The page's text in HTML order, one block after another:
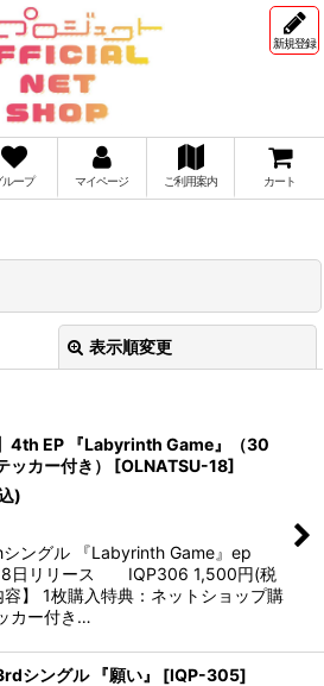
新規登録
ループ マイページ ご利用案内 カート
表示順変更
絞り込む
】4th EP 『Labyrinth Game』（30
ッカー付き）
[OLNATSU-18]
)
ングル 『Labyrinth Game』ep
日リリース IQP306 1,500円(税
】 1枚購入特典：ネットショップ購
カー付き…
シングル 『願い』 [IQP-305]